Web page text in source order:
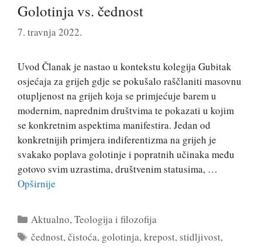
Golotinja vs. čednost
7. travnja 2022.
Uvod Članak je nastao u kontekstu kolegija Gubitak
osjećaja za grijeh gdje se pokušalo raščlaniti masovnu
otupljenost na grijeh koja se primjećuje barem u
modernim, naprednim društvima te pokazati u kojim
se konkretnim aspektima manifestira. Jedan od
konkretnijih primjera indiferentizma na grijeh je
svakako poplava golotinje i popratnih učinaka među
gotovo svim uzrastima, društvenim statusima, …
Opširnije
Kategorije
Aktualno,Teologija i filozofija
Oznake
čednost,čistoća, golotinja,krepost, stidljivost,